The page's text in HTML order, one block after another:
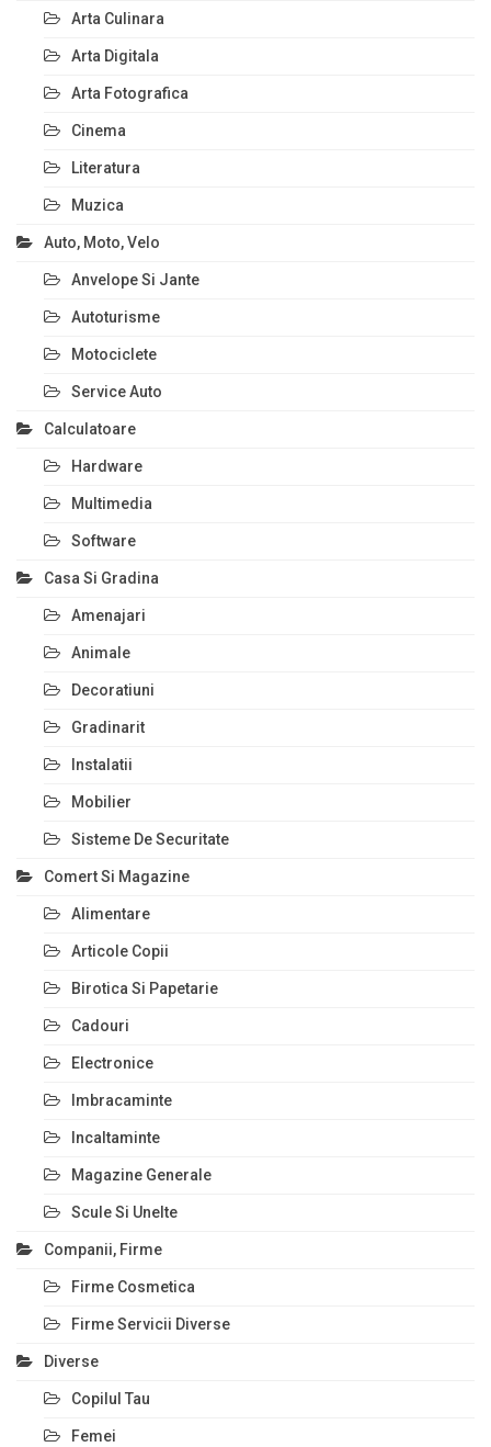
Arta Culinara
Arta Digitala
Arta Fotografica
Cinema
Literatura
Muzica
Auto, Moto, Velo
Anvelope Si Jante
Autoturisme
Motociclete
Service Auto
Calculatoare
Hardware
Multimedia
Software
Casa Si Gradina
Amenajari
Animale
Decoratiuni
Gradinarit
Instalatii
Mobilier
Sisteme De Securitate
Comert Si Magazine
Alimentare
Articole Copii
Birotica Si Papetarie
Cadouri
Electronice
Imbracaminte
Incaltaminte
Magazine Generale
Scule Si Unelte
Companii, Firme
Firme Cosmetica
Firme Servicii Diverse
Diverse
Copilul Tau
Femei